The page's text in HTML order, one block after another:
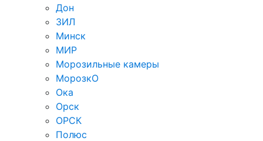
Дон
ЗИЛ
Минск
МИР
Морозильные камеры
МорозкО
Ока
Орск
ОРСК
Полюс